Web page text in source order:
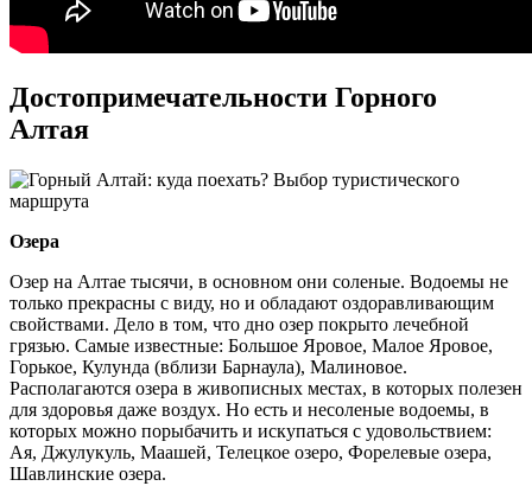
Достопримечательности Горного
Алтая
Озера
Озер на Алтае тысячи, в основном они соленые. Водоемы не
только прекрасны с виду, но и обладают оздоравливающим
свойствами. Дело в том, что дно озер покрыто лечебной
грязью. Самые известные: Большое Яровое, Малое Яровое,
Горькое, Кулунда (вблизи Барнаула), Малиновое.
Располагаются озера в живописных местах, в которых полезен
для здоровья даже воздух. Но есть и несоленые водоемы, в
которых можно порыбачить и искупаться с удовольствием:
Ая, Джулукуль, Маашей, Телецкое озеро, Форелевые озера,
Шавлинские озера.